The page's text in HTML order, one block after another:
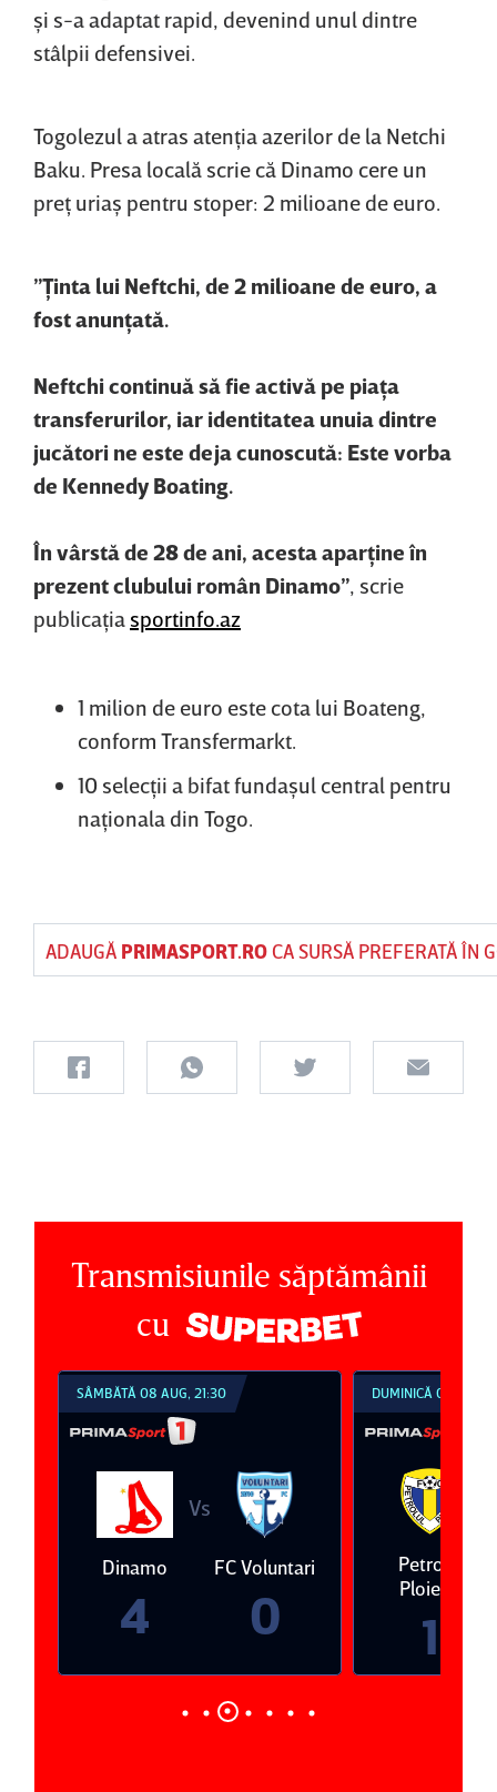
şi s-a adaptat rapid, devenind unul dintre
stâlpii defensivei.
Togolezul a atras atenţia azerilor de la Netchi
Baku. Presa locală scrie că Dinamo cere un
preţ uriaş pentru stoper: 2 milioane de euro.
”Ţinta lui Neftchi, de 2 milioane de euro, a
fost anunţată.
Neftchi continuă să fie activă pe piaţa
transferurilor, iar identitatea unuia dintre
jucători ne este deja cunoscută: Este vorba
de Kennedy Boating.
În vârstă de 28 de ani, acesta aparţine în
prezent clubului român Dinamo” , scrie
publicaţia sportinfo.az
1 milion de euro este cota lui Boateng,
conform Transfermarkt.
10 selecţii a bifat fundaşul central pentru
naţionala din Togo.
ADAUGĂ PRIMASPORT.ROCA SURSĂ PREFERATĂ ÎN
Transmisiunile săptămânii
cu
SÂMBĂTĂ 08 AUG, 21:30
Dinamo
4
Vs
FC Voluntari
0
DUMINICĂ 09 AUG,
Petrolul
Ploieşti
1